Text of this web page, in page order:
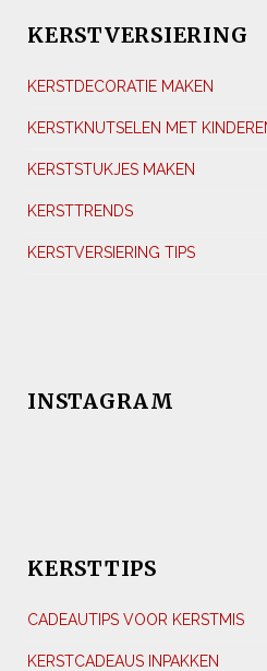
KERSTVERSIERING
KERSTDECORATIE MAKEN
KERSTKNUTSELEN MET
KERSTSTUKJES MAKEN
KERSTTRENDS
KERSTVERSIERING TIPS
INSTAGRAM
KERSTTIPS
CADEAUTIPS VOOR KERSTMIS
KERSTCADEAUS INPAKKEN